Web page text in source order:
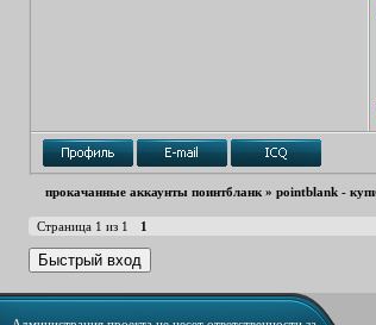
прокачанные аккаунты поинтбланк » pointblank -
Страница 1 из 1 1